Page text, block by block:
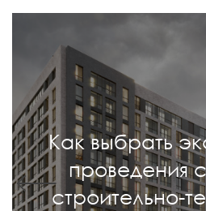
Как выбрать
проведения
строительно-